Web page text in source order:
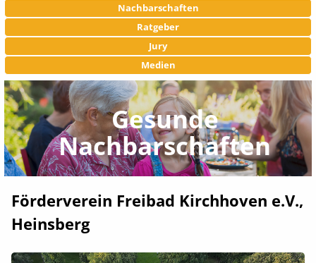
Nachbarschaften
Ratgeber
Jury
Medien
Gesunde
Nachbarschaften
Förderverein Freibad Kirchhoven e.V.,
Heinsberg